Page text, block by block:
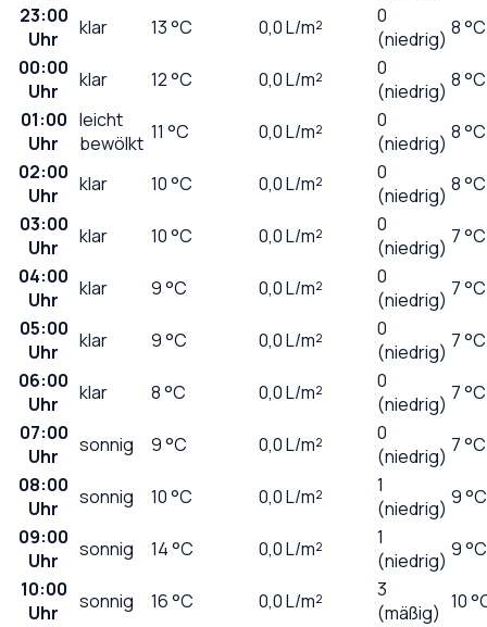
23:00
Uhr
klar 13°C 0,0L/m²
0
(niedrig) 8 °C
00:00
Uhr
klar 12°C 0,0L/m²
0
(niedrig) 8 °C
01:00
Uhr
leicht
bewölkt 11 °C 0,0L/m²
0
(niedrig) 8 °C
02:00
Uhr
klar 10°C 0,0L/m²
0
(niedrig) 8 °C
03:00
Uhr
klar 10°C 0,0L/m²
0
(niedrig) 7 °C
04:00
Uhr
klar 9°C 0,0L/m²
0
(niedrig) 7 °C
05:00
Uhr
klar 9°C 0,0L/m²
0
(niedrig) 7 °C
06:00
Uhr
klar 8°C 0,0L/m²
0
(niedrig) 7 °C
07:00
Uhr
sonnig 9°C 0,0L/m²
0
(niedrig) 7 °C
08:00
Uhr
sonnig 10°C 0,0L/m²
1
(niedrig) 9 °C
09:00
Uhr
sonnig 14°C 0,0L/m²
1
(niedrig) 9 °C
10:00
Uhr
sonnig 16°C 0,0L/m²
3
(mäßig) 10